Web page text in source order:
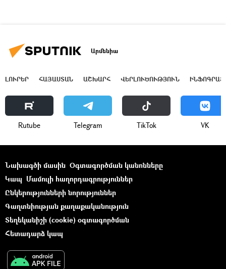
Արմենիա
ԼՈՒՐԵՐ ՀԱՅԱՍՏԱՆ ԱՇԽԱՐՀ ՎԵՐԼՈՒԾՈՒԹՅՈՒՆ
Rutube Telegram ТikТоk VK
Նախագծի մասին Օգտագործման կանոնները
Կապ Մամուլի հաղորդագրություններ
Ընկերությունների նորություններ
Գաղտնիության քաղաքականություն
Տեղեկանիշի (cookie) օգտագործման
Հետադարձ կապ